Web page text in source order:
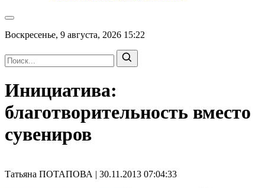
Воскресенье, 9 августа, 2026 15:22
Инициатива:
благотворительность вместо
сувениров
Татьяна ПОТАПОВА | 30.11.2013 07:04:33